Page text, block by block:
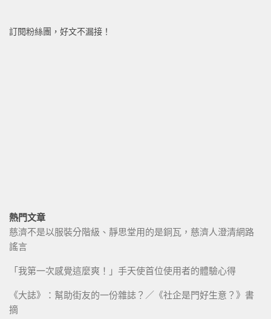
訂閱粉絲團，好文不漏接！
熱門文章
慈濟不是以服裝分階級、靜思堂用的是銅瓦，慈濟人澄清網路
謠言
「我第一次感覺這麼爽！」手天使首位使用者的體驗心得
《大誌》：幫助街友的一份雜誌？／《社企是門好生意？》書
摘